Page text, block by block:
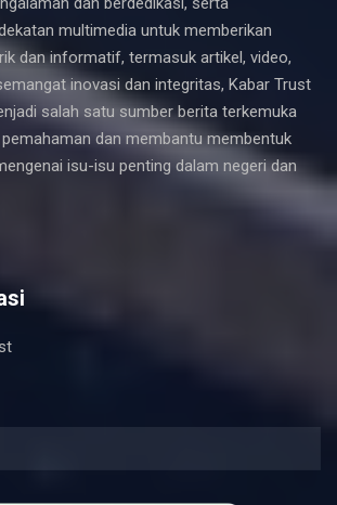
multimedia untuk memberikan
dan informatif, termasuk artikel, video,
inovasi dan integritas, Kabar Trust
salah satu sumber berita terkemuka
dan membantu membentuk
isu-isu penting dalam negeri dan